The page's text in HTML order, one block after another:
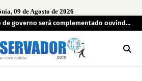
09 de Agosto de 2026
de governo será complementado ouvindo
prioridades